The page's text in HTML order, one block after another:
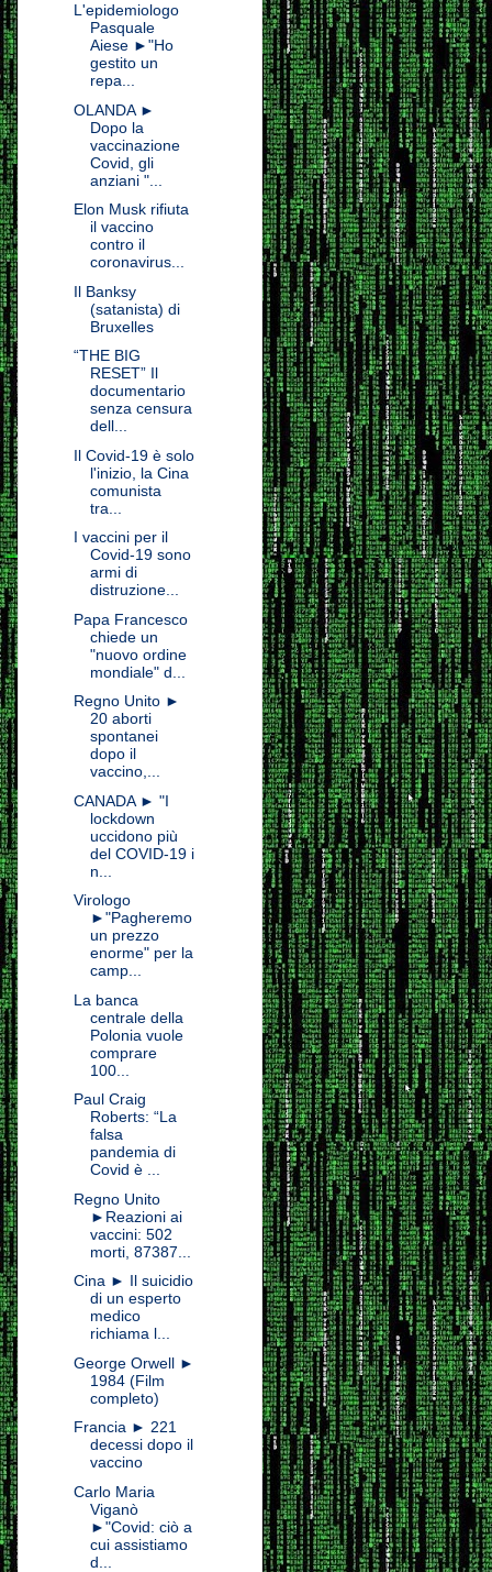
L'epidemiologo
Pasquale
Aiese ►"Ho
gestito un
repa...
OLANDA ►
Dopo la
vaccinazione
Covid, gli
anziani "...
Elon Musk rifiuta
il vaccino
contro il
coronavirus...
Il Banksy
(satanista) di
Bruxelles
“THE BIG
RESET” Il
documentario
senza censura
dell...
Il Covid-19 è solo
l'inizio, la Cina
comunista
tra...
I vaccini per il
Covid-19 sono
armi di
distruzione...
Papa Francesco
chiede un
"nuovo ordine
mondiale" d...
Regno Unito ►
20 aborti
spontanei
dopo il
vaccino,...
CANADA ► "I
lockdown
uccidono più
del COVID-19 i
n...
Virologo
►"Pagheremo
un prezzo
enorme" per la
camp...
La banca
centrale della
Polonia vuole
comprare
100...
Paul Craig
Roberts: “La
falsa
pandemia di
Covid è ...
Regno Unito
►Reazioni ai
vaccini: 502
morti, 87387...
Cina ► Il suicidio
di un esperto
medico
richiama l...
George Orwell ►
1984 (Film
completo)
Francia ► 221
decessi dopo il
vaccino
Carlo Maria
Viganò
►"Covid: ciò a
cui assistiamo
d...